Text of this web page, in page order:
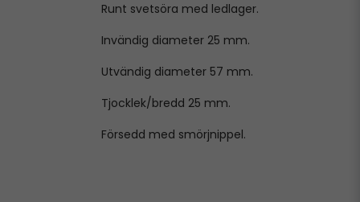
Runt svetsöra med ledlager.
Invändig diameter 25 mm.
Utvändig diameter 57 mm.
Tjocklek/bredd 25 mm.
Försedd med smörjnippel.